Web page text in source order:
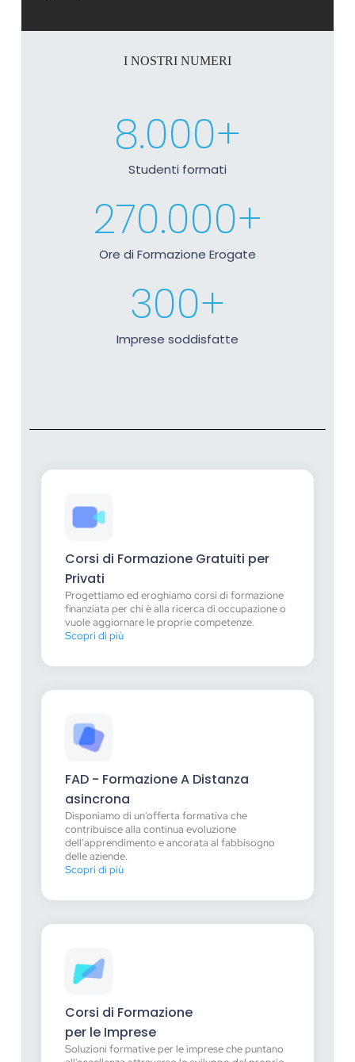
I NOSTRI NUMERI
Studenti formati
8.000+
Ore di Formazione Erogate
270.000+
Imprese soddisfatte
300+
Corsi di Formazione Gratuiti per
Privati
Progettiamo ed eroghiamo corsi di formazione
finanziata per chi è alla ricerca di occupazione o
vuole aggiornare le proprie competenze.
Scopri di più
FAD - Formazione A Distanza
asincrona
Disponiamo di un'offerta formativa che
contribuisce alla continua evoluzione
dell’apprendimento e ancorata al fabbisogno
delle aziende.
Scopri di più
Corsi di Formazione
per le Imprese
Soluzioni formative per le imprese che puntano